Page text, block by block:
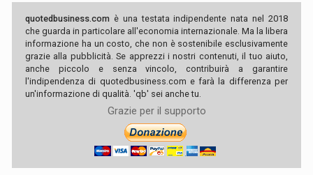
quotedbusiness.com è una testata indipendente nata nel 2018
che guarda in particolare all'economia internazionale. Ma la libera
informazione ha un costo, che non è sostenibile esclusivamente
grazie alla pubblicità. Se apprezzi i nostri contenuti, il tuo aiuto,
anche piccolo e senza vincolo, contribuirà a garantire
l'indipendenza di quotedbusiness.com e farà la differenza per
un'informazione di qualità. 'qb' sei anche tu.
Grazie per il supporto